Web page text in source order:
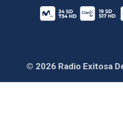
© 2026 Radio Exitosa